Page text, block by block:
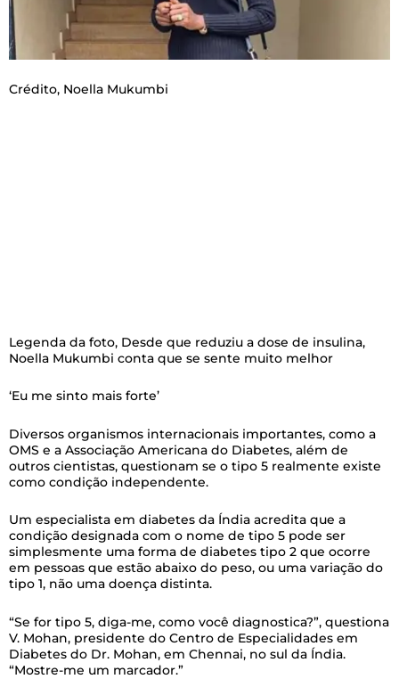
Crédito, Noella Mukumbi
Legenda da foto, Desde que reduziu a dose de insulina,
Noella Mukumbi conta que se sente muito melhor
‘Eu me sinto mais forte’
Diversos organismos internacionais importantes, como a
OMS e a Associação Americana do Diabetes, além de
outros cientistas, questionam se o tipo 5 realmente existe
como condição independente.
Um especialista em diabetes da Índia acredita que a
condição designada com o nome de tipo 5 pode ser
simplesmente uma forma de diabetes tipo 2 que ocorre
em pessoas que estão abaixo do peso, ou uma variação do
tipo 1, não uma doença distinta.
“Se for tipo 5, diga-me, como você diagnostica?”, questiona
V. Mohan, presidente do Centro de Especialidades em
Diabetes do Dr. Mohan, em Chennai, no sul da Índia.
“Mostre-me um marcador.”